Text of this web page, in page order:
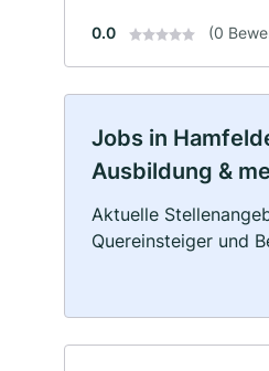
0.0 (0
Jobs in
Ausbildung &
Aktuelle
Quereinsteiger und